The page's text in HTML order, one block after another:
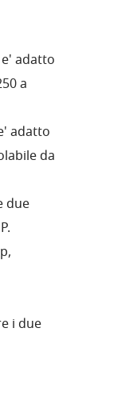
adatto
a
adatto
da
due
i due